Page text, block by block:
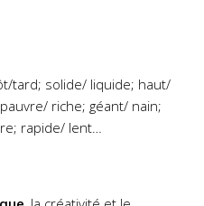
tard; solide/ liquide; haut/
riche; géant/ nain;
rapide/ lent…